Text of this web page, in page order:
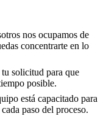
nos ocupamos de
concentrarte en lo
solicitud para que
posible.
está capacitado para
paso del proceso.